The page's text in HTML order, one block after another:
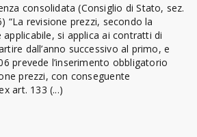
consolidata (Consiglio di Stato, sez.
“La revisione prezzi, secondo la
si applica ai contratti di
dall’anno successivo al primo, e
prevede l’inserimento obbligatorio
prezzi, con conseguente
art. 133 (...)